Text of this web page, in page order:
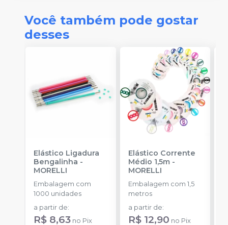
Você também pode gostar
desses
Elástico Ligadura
Bengalinha -
MORELLI
Embalagem com
1000 unidades
a partir de:
R$ 8,63 no Pix
Elástico Corrente
Médio 1,5m-
MORELLI
Embalagem com 1,5
metros
a partir de:
R$ 12,90 no Pix